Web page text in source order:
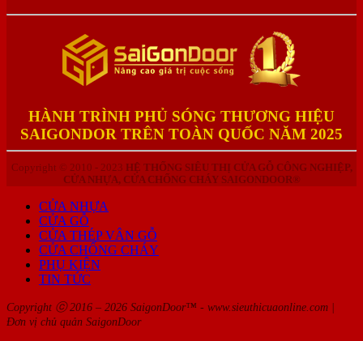
HÀNH TRÌNH PHỦ SÓNG THƯƠNG HIỆU
SAIGONDOR TRÊN TOÀN QUỐC NĂM 2025
Copyright © 2010 - 2023 HỆ THỐNG SIÊU THỊ CỬA GỖ CÔNG NGHIỆP,
CỬA NHỰA, CỬA CHỐNG CHÁY SAIGONDOOR®
CỬA NHỰA
CỬA GỖ
CỬA THÉP VÂN GỖ
CỬA CHỐNG CHÁY
PHỤ KIỆN
TIN TỨC
Copyright ⓒ 2016 – 2026 SaigonDoor™ - www.sieuthicuaonline.com |
Đơn vị chủ quản SaigonDoor